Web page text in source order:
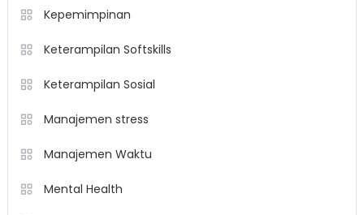
Kepemimpinan
Keterampilan Softskills
Keterampilan Sosial
Manajemen stress
Manajemen Waktu
Mental Health